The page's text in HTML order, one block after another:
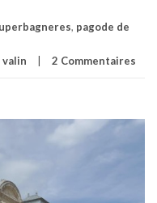
, pagode de
valin 2 Commentaires